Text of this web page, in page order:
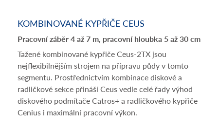
KOMBINOVANÉ KYPŘIČE CEUS
Pracovní záběr 4 až 7 m, pracovní hloubka 5 až 30 cm
Tažené kombinované kypřiče Ceus-2TX jsou
nejflexibilnějším strojem na přípravu půdy v tomto
segmentu. Prostřednictvím kombinace diskové a
radličkové sekce přináší Ceus vedle celé řady výhod
diskového podmítače Catros+ a radličkového kypřiče
Cenius i maximální pracovní výkon.